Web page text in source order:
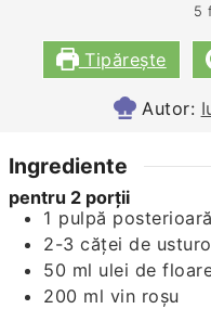
5
Tipărește
Autor:
Ingrediente
pentru 2 porţii
1 pulpă
2-3 căţei de
50 ml ulei de
200 ml vin roşu